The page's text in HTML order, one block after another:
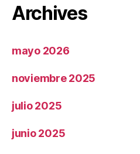
Archives
mayo 2026
noviembre 2025
julio 2025
junio 2025